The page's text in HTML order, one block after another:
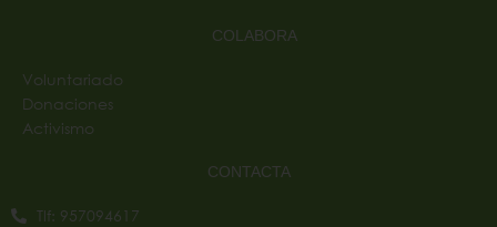
COLABORA
Voluntariado
Donaciones
Activismo
CONTACTA
Tlf: 957094617